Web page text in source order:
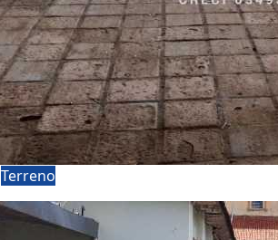
Terreno